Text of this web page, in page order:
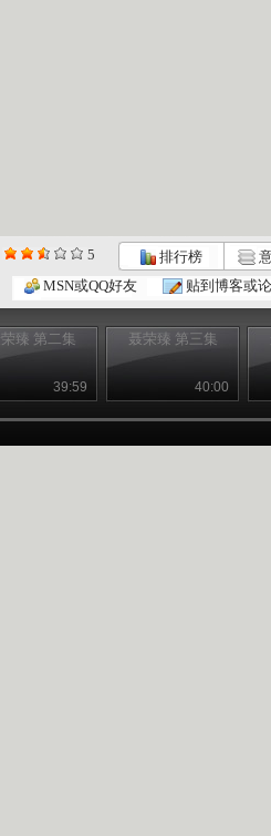
5 排行榜
MSN或QQ好友 贴到博客或
臻 第二集
39:59
聂荣臻 第三集
40:00